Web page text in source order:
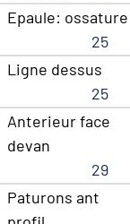
Epaule: ossature
25
Ligne dessus
25
Anterieur face
devan
29
Paturons ant